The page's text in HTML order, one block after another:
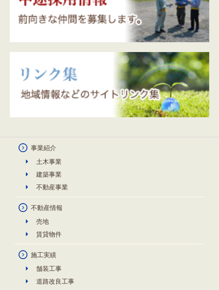
事業紹介
土木事業
建築事業
不動産事業
不動産情報
売地
賃貸物件
施工実績
舗装工事
道路改良工事